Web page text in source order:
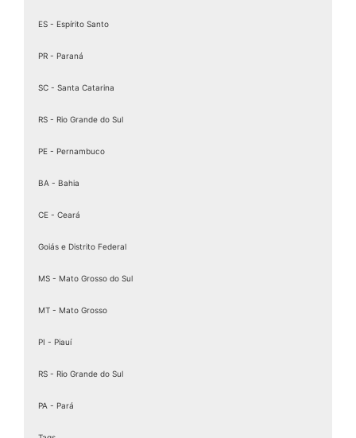
ES - Espírito Santo
PR - Paraná
SC - Santa Catarina
RS - Rio Grande do Sul
PE - Pernambuco
BA - Bahia
CE - Ceará
Goiás e Distrito Federal
MS - Mato Grosso do Sul
MT - Mato Grosso
PI - Piauí
RS - Rio Grande do Sul
PA - Pará